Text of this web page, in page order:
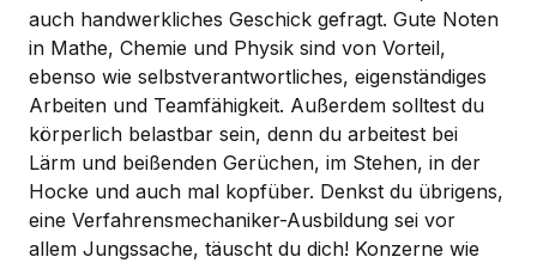
auch handwerkliches Geschick gefragt. Gute Noten
in Mathe, Chemie und Physik sind von Vorteil,
ebenso wie selbstverantwortliches, eigenständiges
Arbeiten und Teamfähigkeit. Außerdem solltest du
körperlich belastbar sein, denn du arbeitest bei
Lärm und beißenden Gerüchen, im Stehen, in der
Hocke und auch mal kopfüber. Denkst du übrigens,
eine Verfahrensmechaniker-Ausbildung sei vor
allem Jungssache, täuscht du dich! Konzerne wie